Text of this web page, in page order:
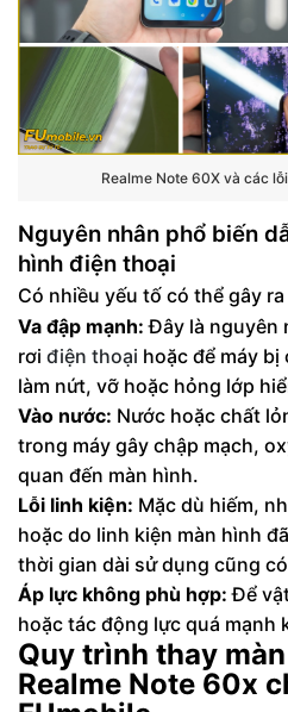
Realme Note 60X và các
Nguyên nhân phổ biến
hình điện thoại
Có nhiều yếu tố có thể gây
Va đập mạnh: Đây là nguyên
rơi điện thoại hoặc để máy
làm nứt, vỡ hoặc hỏng lớp
Vào nước: Nước hoặc chất
trong máy gây chập mạch,
quan đến màn hình.
Lỗi linh kiện: Mặc dù hiếm,
hoặc do linh kiện màn hình
thời gian dài sử dụng cũng
Áp lực không phù hợp: Để
hoặc tác động lực quá mạnh
Quy trình thay
Realme Note 60x